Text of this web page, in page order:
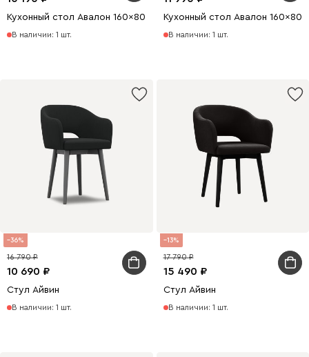
Кухонный стол Авалон 160x80 раскладной Белый/Натуральный
В наличии: 1 шт.
Кухонный стол Авалон
В наличии: 1 шт.
36
10 690
16 790
Стул Айвин
В наличии: 1 шт.
13
15 490
17 790
Стул Айвин
В наличии: 1 шт.